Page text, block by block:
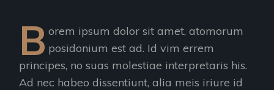
B orem ipsum dolor sit amet, atomorum
posidonium est ad. Id vim errem
principes, no suas molestiae interpretaris his.
Ad nec habeo dissentiunt, alia meis iriure id